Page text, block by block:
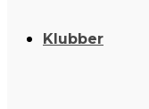
Klubber